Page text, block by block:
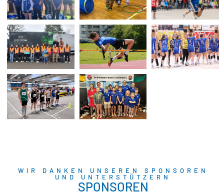
WIR DANKEN UNSEREN SPONSOREN
UND UNTERSTÜTZERN
SPONSOREN